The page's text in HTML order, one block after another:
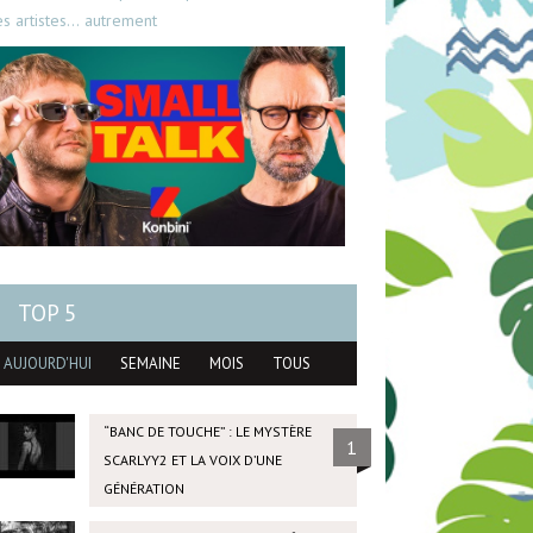
artistes… autrement
TOP 5
AUJOURD'HUI SEMAINE MOIS TOUS
“BANC DE TOUCHE” : LE MYSTÈRE
SCARLYY2 ET LA VOIX D’UNE
GÉNÉRATION
1